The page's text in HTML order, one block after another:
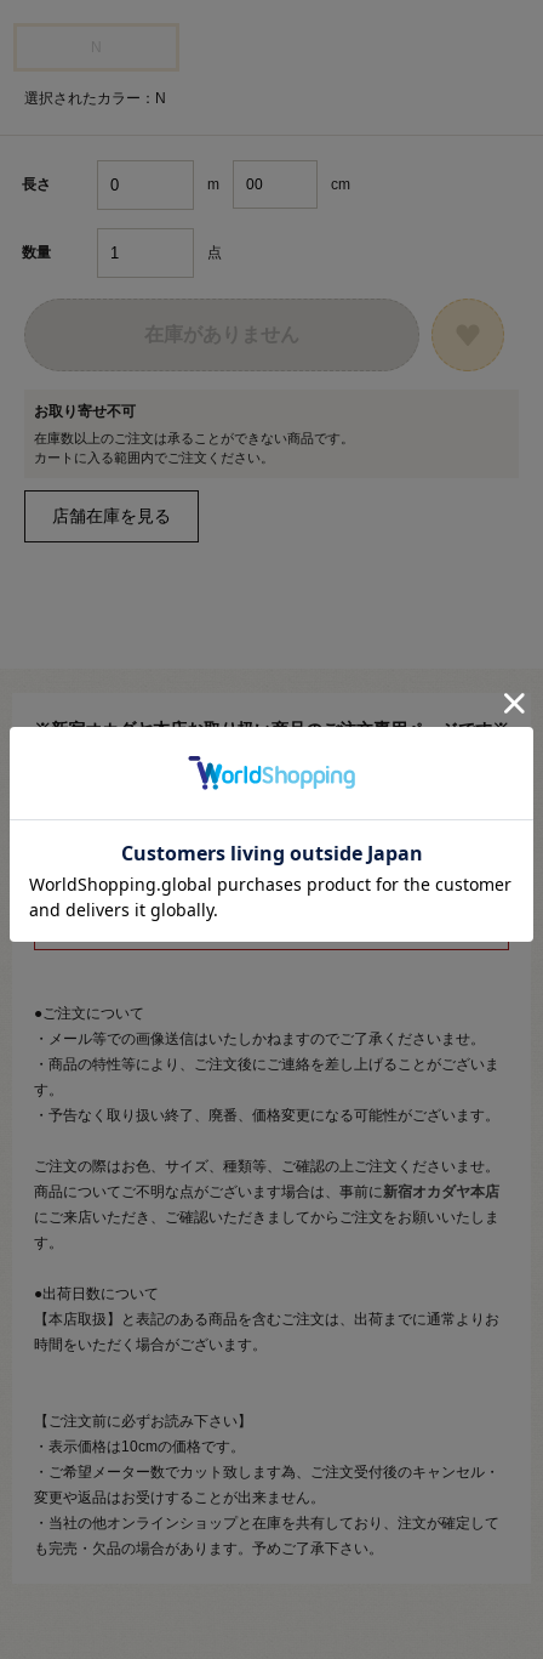
選択されたカラー：N
長さ m cm
数量 点
お取り寄せ不可
在庫数以上のご注文は承ることができない商品です。
カートに入る範囲内でご注文ください。
※新宿オカダヤ本店お取り扱い商品のご注文専用ページです※
こちらのページは、店頭にてあらかじめ商品詳細および商品コード
をご確認いただいた上でご注文いただけるページです。
そのため、商品画像および詳細は記載しておりません。
また、詳細につきましてのご案内、ご相談もオンラインショップ窓
併せて下記のご説明事項につきましてもご確認、ご了承の上、ご注
文いただきますようお願いいたします。
●ご注文について
・メール等での画像送信はいたしかねますのでご了承くださいませ。
・商品の特性等により、ご注文後にご連絡を差し上げることがございま
す。
・予告なく取り扱い終了、廃番、価格変更になる可能性がございます。
ご注文の際はお色、サイズ、種類等、ご確認の上ご注文くださいませ。
商品についてご不明な点がございます場合は、事前に新宿オカダヤ本店
にご来店いただき、ご確認いただきましてからご注文をお願いいたしま
す。
●出荷日数について
【本店取扱】と表記のある商品を含むご注文は、出荷までに通常よりお
時間をいただく場合がございます。
【ご注文前に必ずお読み下さい】
・表示価格は10cmの価格です。
・ご希望メーター数でカット致します為、ご注文受付後のキャンセル・
変更や返品はお受けすることが出来ません。
・当社の他オンラインショップと在庫を共有しており、注文が確定して
も完売・欠品の場合があります。予めご了承下さい。